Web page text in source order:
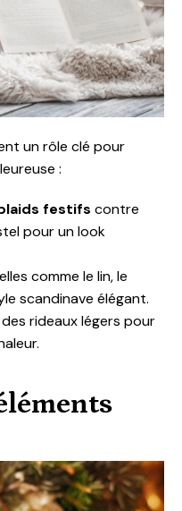
un rôle clé pour
:
festifs contre
pour un look
comme le lin, le
scandinave élégant.
rideaux légers pour